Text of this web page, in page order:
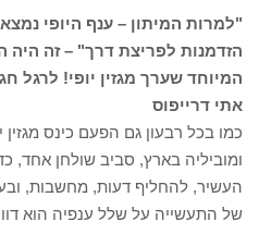
"למרות המיתון – ענף היופי
הזדמנות לפריצת דרך" – זה
המיוחד שערך מגזין יופי! לרגל חגיגות ה-
אתי דרייפוס
כמו בכל רבעון גם הפעם כינס מגזין
ומוביליה בארץ, סביב שולחן אחד,
העשיר, להחליף דעות, מחשבות,
של התעשייה על שלל ענפיה הוא